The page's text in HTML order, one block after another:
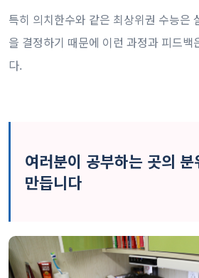
특히 의치한수와 같은 최상위권 수능은
을 결정하기 때문에 이런 과정과 피드백
다.
여러분이 공부하는 곳의
만듭니다